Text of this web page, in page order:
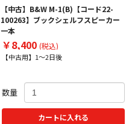
【中古】B&W M-1(B)【コード22-
100263】ブックシェルフスピーカー
一本
￥8,400 (税込)
【中古用】1～2日後
数量
カートに入れる